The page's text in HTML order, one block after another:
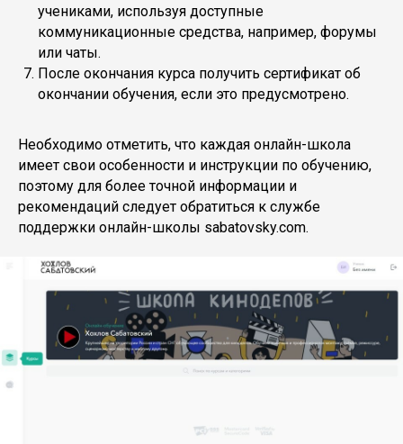
учениками, используя доступные
коммуникационные средства, например, форумы
или чаты.
После окончания курса получить сертификат об
окончании обучения, если это предусмотрено.
Необходимо отметить, что каждая онлайн-школа
имеет свои особенности и инструкции по обучению,
поэтому для более точной информации и
рекомендаций следует обратиться к службе
поддержки онлайн-школы sabatovsky.com.